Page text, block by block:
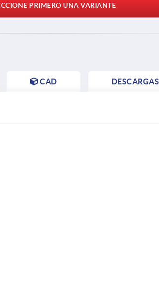
PRIMERO UNA VARIANTE
CAD DESCARGAS